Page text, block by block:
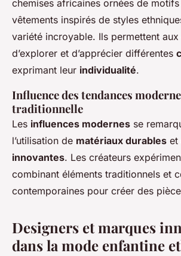
chemises africaines ornées de
vêtements inspirés de styles
variété incroyable. Ils permettent aux
d’explorer et d’apprécier différentes
exprimant leur individualité.
Influence des tendances
traditionnelle
Les influences modernes se
l’utilisation de matériaux durables et
innovantes. Les créateurs
combinant éléments traditionnels et
contemporaines pour créer des
Designers et marques
dans la mode enfantine